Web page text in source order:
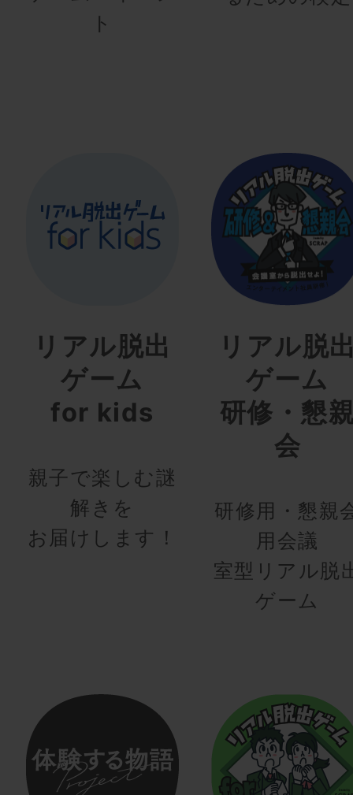
ト
リアル脱出
ゲーム
for kids
親子で楽しむ謎
解きを
お届けします！
リアル脱
ゲーム
研修・懇
会
研修用・懇親
用会議
室型リアル脱
ゲーム